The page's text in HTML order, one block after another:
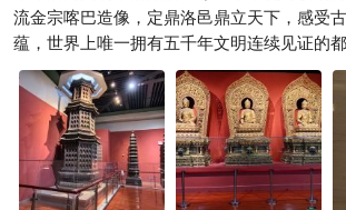
流金宗喀巴造像，定鼎洛邑鼎立天下，感受
蕴，世界上唯一拥有五千年文明连续见证的